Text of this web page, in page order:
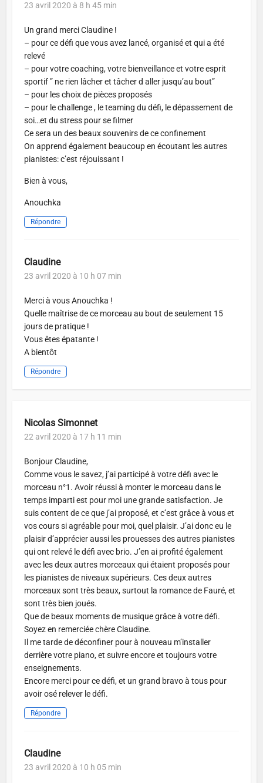
23 avril 2020 à 8 h 45 min
Un grand merci Claudine !
– pour ce défi que vous avez lancé, organisé et qui a été
relevé
– pour votre coaching, votre bienveillance et votre esprit
sportif ” ne rien lâcher et tâcher d aller jusqu’au bout”
– pour les choix de pièces proposés
– pour le challenge , le teaming du défi, le dépassement de
soi…et du stress pour se filmer
Ce sera un des beaux souvenirs de ce confinement
On apprend également beaucoup en écoutant les autres
pianistes: c’est réjouissant !
Bien à vous,
Anouchka
Répondre
Claudine
23 avril 2020 à 10 h 07 min
Merci à vous Anouchka !
Quelle maîtrise de ce morceau au bout de seulement 15
jours de pratique !
Vous êtes épatante !
A bientôt
Répondre
Nicolas Simonnet
22 avril 2020 à 17 h 11 min
Bonjour Claudine,
Comme vous le savez, j’ai participé à votre défi avec le
morceau n°1. Avoir réussi à monter le morceau dans le
temps imparti est pour moi une grande satisfaction. Je
suis content de ce que j’ai proposé, et c’est grâce à vous et
vos cours si agréable pour moi, quel plaisir. J’ai donc eu le
plaisir d’apprécier aussi les prouesses des autres pianistes
qui ont relevé le défi avec brio. J’en ai profité également
avec les deux autres morceaux qui étaient proposés pour
les pianistes de niveaux supérieurs. Ces deux autres
morceaux sont très beaux, surtout la romance de Fauré, et
sont très bien joués.
Que de beaux moments de musique grâce à votre défi.
Soyez en remerciée chère Claudine.
Il me tarde de déconfiner pour à nouveau m’installer
derrière votre piano, et suivre encore et toujours votre
enseignements.
Encore merci pour ce défi, et un grand bravo à tous pour
avoir osé relever le défi.
Répondre
Claudine
23 avril 2020 à 10 h 05 min